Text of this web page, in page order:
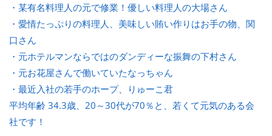
・某有名料理人の元で修業！優しい料理人の大場さん
・愛情たっぷりの料理人、美味しい賄い作りはお手の物、関
口さん
・元ホテルマンならではのダンディーな振舞の下村さん
・元お花屋さんで働いていたなっちゃん
・最近入社の若手のホープ、りゅーこ君
平均年齢 34.3歳、20～30代が70％と、若くて元気のある会
社です！